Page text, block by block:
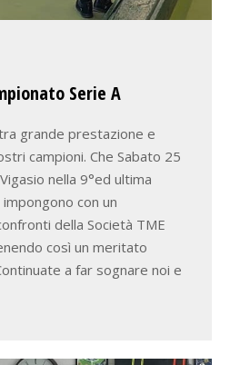
Serie A
grande prestazione e
campioni. Che Sabato 25
nella 9°ed ultima
con un
della Società TME
così un meritato
a far sognare noi e